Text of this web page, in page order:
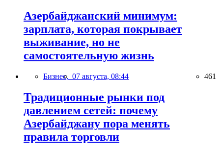
Азербайджанский минимум:
зарплата, которая покрывает
выживание, но не
самостоятельную жизнь
Бизнес, 07 августа, 08:44 461
Традиционные рынки под
давлением сетей: почему
Азербайджану пора менять
правила торговли